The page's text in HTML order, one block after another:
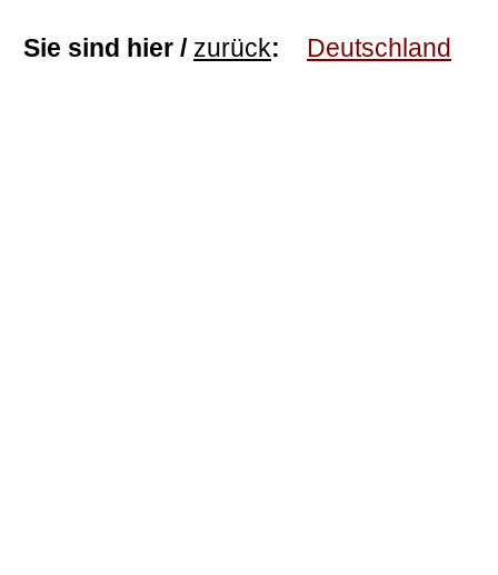
Sie sind hier / zurück: Deutschland